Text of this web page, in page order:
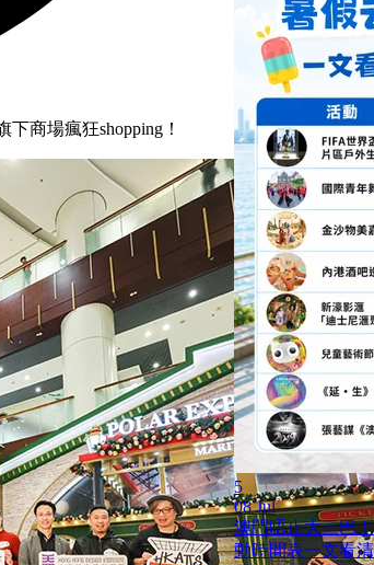
商場瘋狂shopping！
5
08 Jul
澳門唔止大三巴
動時間表一文看清